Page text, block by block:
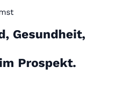
Gesundheit,
Prospekt.